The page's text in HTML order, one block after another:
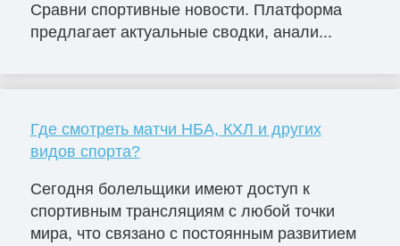
Сравни спортивные новости. Платформа
предлагает актуальные сводки, анали...
Где смотреть матчи НБА, КХЛ и других
видов спорта?
Сегодня болельщики имеют доступ к
спортивным трансляциям с любой точки
мира, что связано с постоянным развитием